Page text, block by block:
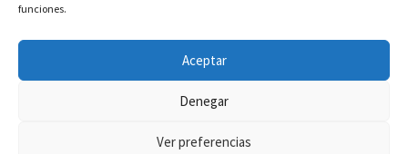
funciones.
Aceptar
Denegar
Ver preferencias